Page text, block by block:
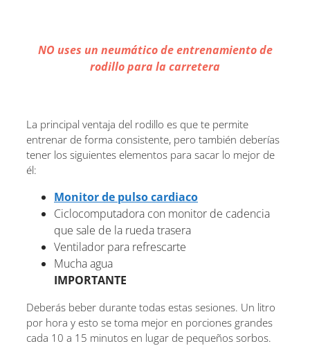
NO uses un neumático de entrenamiento de
rodillo para la carretera
La principal ventaja del rodillo es que te permite
entrenar de forma consistente, pero también deberías
tener los siguientes elementos para sacar lo mejor de
él:
Monitor de pulso cardiaco
Ciclocomputadora con monitor de cadencia
que sale de la rueda trasera
Ventilador para refrescarte
Mucha agua
IMPORTANTE
Deberás beber durante todas estas sesiones. Un litro
por hora y esto se toma mejor en porciones grandes
cada 10 a 15 minutos en lugar de pequeños sorbos.